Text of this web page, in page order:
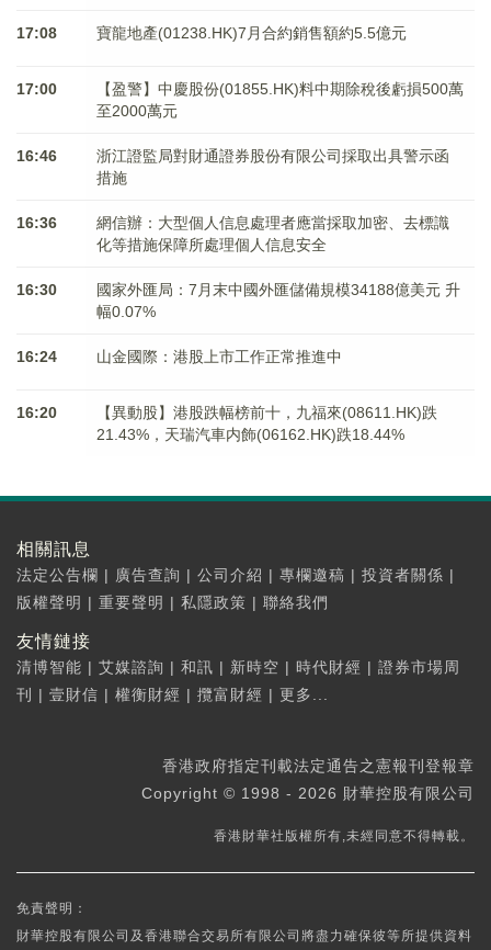
17:08 寶龍地產(01238.HK)7月合約銷售額約5.5億元
17:00
【盈警】中慶股份(01855.HK)料中期除稅後虧損500萬
至2000萬元
16:46
浙江證監局對財通證券股份有限公司採取出具警示函
措施
16:36
網信辦：大型個人信息處理者應當採取加密、去標識
化等措施保障所處理個人信息安全
16:30
國家外匯局：7月末中國外匯儲備規模34188億美元 升
幅0.07%
16:24 山金國際：港股上市工作正常推進中
16:20
【異動股】港股跌幅榜前十，九福來(08611.HK)跌
21.43%，天瑞汽車内飾(06162.HK)跌18.44%
相關訊息
法定公告欄 | 廣告查詢 | 公司介紹 | 專欄邀稿 | 投資者關係 |
版權聲明 | 重要聲明 | 私隱政策 | 聯絡我們
友情鏈接
清博智能 | 艾媒諮詢 | 和訊 | 新時空 | 時代財經 | 證券市場周
刊
| 壹財信 | 權衡財經 | 攬富財經 | 更多...
香港政府指定刊載法定通告之憲報刊登報章
Copyright © 1998 - 2026 財華控股有限公司
香港財華社版權所有,未經同意不得轉載。
免責聲明：
財華控股有限公司及香港聯合交易所有限公司將盡力確保彼等所提供資料